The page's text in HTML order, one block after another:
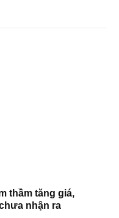
thầm tăng giá,
nhận ra